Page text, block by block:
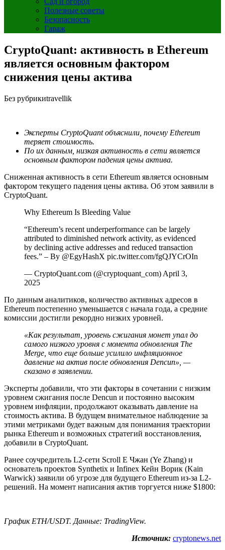
Полезные советы
Безопасность
Гараж
CryptoQuant: активность в Ethereum
является основным фактором
снижения цены актива
Без рубрикиtravellik
Эксперты CryptoQuant объяснили, почему Ethereum
теряет стоимость.
По их данным, низкая активность в сети является
основным фактором падения цены актива.
Сниженная активность в сети Ethereum является основным
фактором текущего падения цены актива. Об этом заявили в
CryptoQuant.
Why Ethereum Is Bleeding Value
“Ethereum’s recent underperformance can be largely
attributed to diminished network activity, as evidenced
by declining active addresses and reduced transaction
fees.” – By @EgyHashX pic.twitter.com/fgQJYCrOIn
— CryptoQuant.com (@cryptoquant_com) April 3,
2025
По данным аналитиков, количество активных адресов в
Ethereum постепенно уменьшается с начала года, а средние
комиссии достигли рекордно низких уровней.
«Как результат, уровень сжигания монет упал до
самого низкого уровня с момента обновления The
Merge, что еще больше усилило инфляционное
давление на актив после обновления Dencun», —
сказано в заявлении.
Эксперты добавили, что эти факторы в сочетании с низким
уровнем сжигания после Dencun и постоянно высоким
уровнем инфляции, продолжают оказывать давление на
стоимость актива. В будущем внимательное наблюдение за
этими метриками будет важным для понимания траектории
рынка Ethereum и возможных стратегий восстановления,
добавили в CryptoQuant.
Ранее соучредитель L2-сети Scroll Е Чжан (Ye Zhang) и
основатель проектов Synthetix и Infinex Кейн Ворик (Kain
Warwick) заявили об угрозе для будущего Ethereum из-за L2-
решений. На момент написания актив торгуется ниже $1800:
График ETH/USDT. Данные: TradingView.
Источник: cryptonews.net